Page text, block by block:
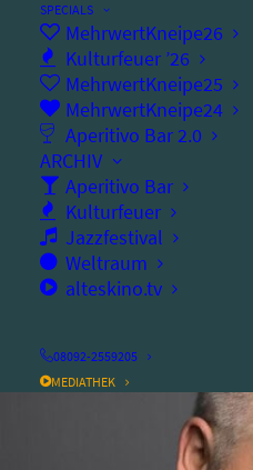
SPECIALS
MehrwertKneipe26
Kulturfeuer ’26
MehrwertKneipe25
MehrwertKneipe24
Aperitivo Bar 2.0
ARCHIV
Aperitivo Bar
Kulturfeuer
Jazzfestival
Weltraum
alteskino.tv
08092-2559205
MEDIATHEK
COMEDY
mit Michael Mittermeier
Dienstag, 27.01.2026
Ort: